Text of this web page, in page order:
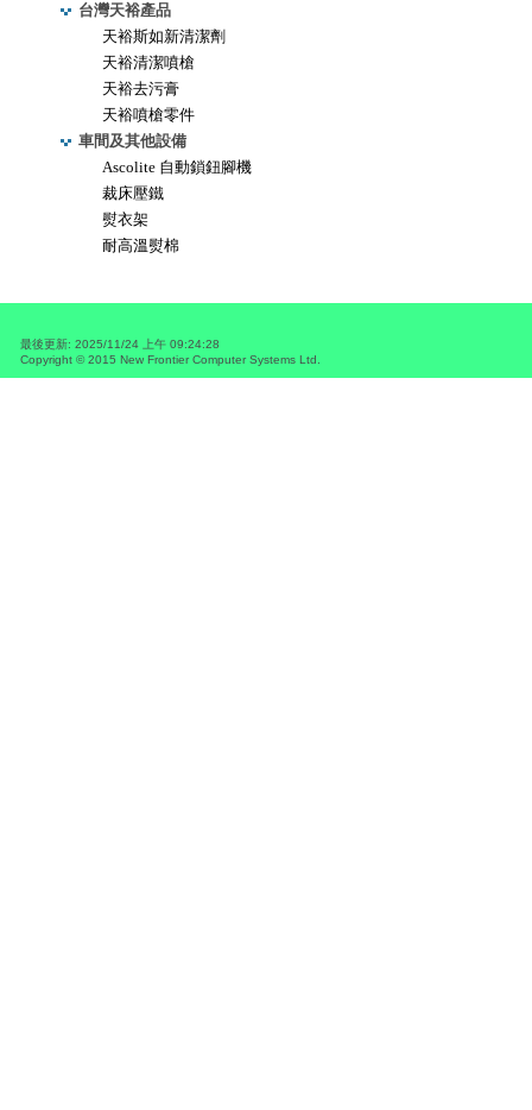
台灣天裕產品
天裕斯如新清潔劑
天裕清潔噴槍
天裕去污膏
天裕噴槍零件
車間及其他設備
Ascolite 自動鎖鈕腳機
裁床壓鐵
熨衣架
耐高溫熨棉
最後更新: 2025/11/24 上午 09:24:28
Copyright © 2015 New Frontier Computer Systems Ltd.